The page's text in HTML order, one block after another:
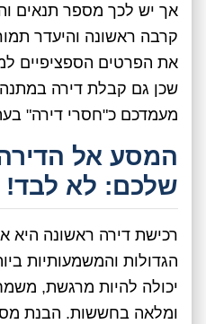
אך יש לכך מספר תנאים
קרבה ראשונה והיעדר
את הפרטים הספציפיים
שכן גם קבלת דירה
מעמדכם כ"חסרי דירה"
המסע אל
שלכם: לא לבד!
רכישת דירה ראשונה היא
הגדולות והמשמעותיות
יכולה להיות מרגשת,
ומלאה בחששות. הבנת מס